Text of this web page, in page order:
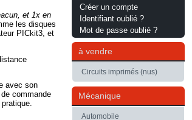
, et 1x en
les disques
PICkit3, et
avec son
commande
Créer un compte
Identifiant oublié ?
Mot de passe oublié ?
à vendre
Circuits imprimés (nus)
Mécanique
Automobile